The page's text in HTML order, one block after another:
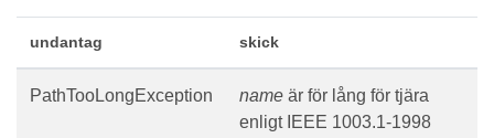
undantag skick
PathTooLongException name är för lång för tjära
enligt IEEE 1003.1-1998